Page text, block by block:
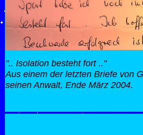
".. Isolation besteht fort .."
Aus einem der letzten Briefe von
seinen Anwalt, Ende März 2004.